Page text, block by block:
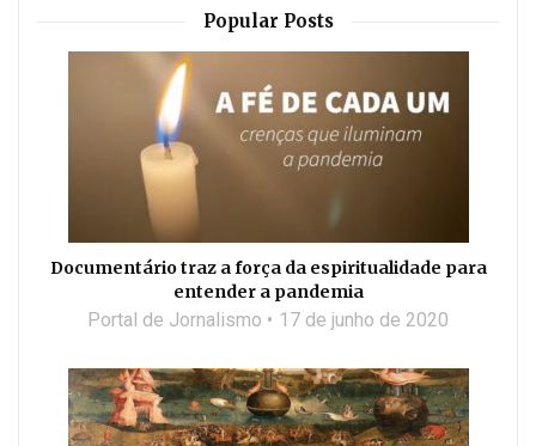
Popular Posts
Documentário traz a força da espiritualidade para
entender a pandemia
Portal de Jornalismo 17 de junho de 2020